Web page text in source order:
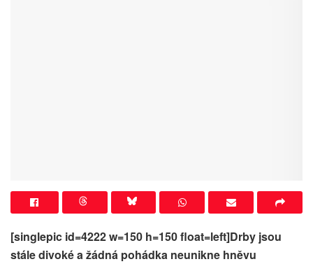
[singlepic id=4222 w=150 h=150 float=left]Drby jsou
stále divoké a žádná pohádka neunikne hněvu